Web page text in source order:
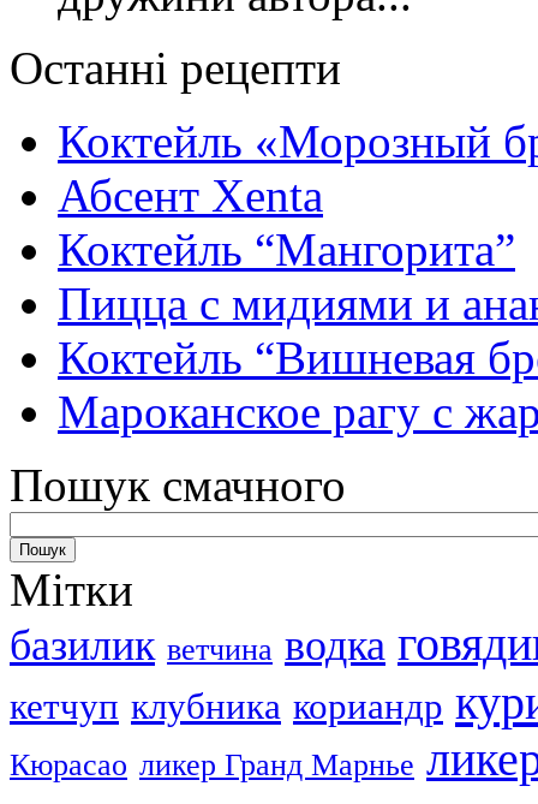
Останні рецепти
Коктейль «Морозный
Абсент Xenta
Коктейль “Мангорита”
Пицца с мидиями и
Коктейль “Вишневая
Мароканское рагу с
Пошук смачного
Мітки
базилик ветчина водка
кетчуп клубника кориандр
Кюрасао ликер Гранд Марнье